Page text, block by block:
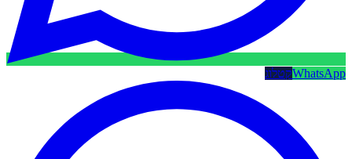
WhatsAppקטלוג